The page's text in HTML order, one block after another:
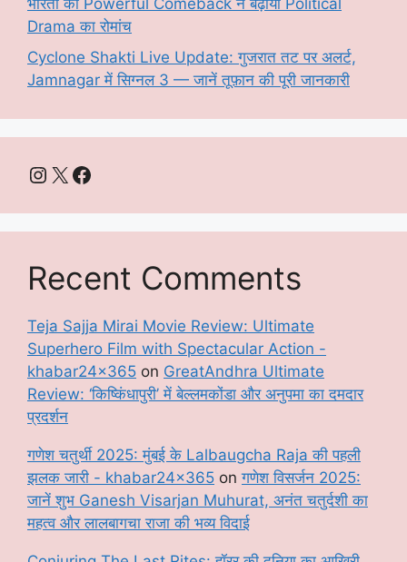
भारती की Powerful Comeback ने बढ़ाया Political
Drama का रोमांच
Cyclone Shakti Live Update: गुजरात तट पर अलर्ट,
Jamnagar में सिग्नल 3 — जानें तूफ़ान की पूरी जानकारी
Instagram
X Facebook
Recent Comments
Teja Sajja Mirai Movie Review: Ultimate
Superhero Film with Spectacular Action -
khabar24x365 on GreatAndhra Ultimate
Review: ‘किष्किंधापुरी’ में बेल्लमकोंडा और अनुपमा का दमदार
प्रदर्शन
गणेश चतुर्थी 2025: मुंबई के Lalbaugcha Raja की पहली
झलक जारी - khabar24x365 onगणेश विसर्जन 2025:
जानें शुभ Ganesh Visarjan Muhurat, अनंत चतुर्दशी का
महत्व और लालबागचा राजा की भव्य विदाई